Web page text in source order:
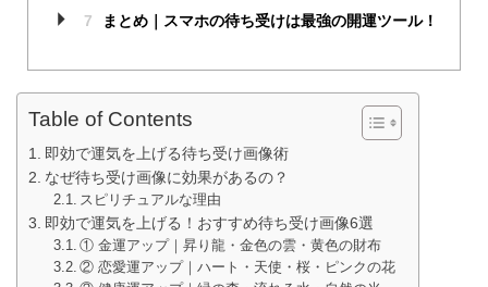
7 まとめ｜スマホの待ち受けは最強の開運ツール！
Table of Contents
即効で運気を上げる待ち受け画像術
なぜ待ち受け画像に効果があるの？
スピリチュアルな理由
即効で運気を上げる！おすすめ待ち受け画像6選
① 金運アップ｜昇り龍・金色の雲・黄色の財布
② 恋愛運アップ｜ハート・天使・桜・ピンクの花